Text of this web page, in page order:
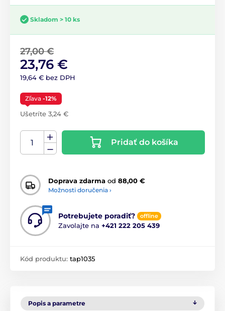
Skladom > 10 ks
27,00 €
23,76 €
19,64 € bez DPH
Zľava -12%
Ušetríte 3,24 €
Pridať do košíka
Doprava zdarma od 88,00 €
Možnosti doručenia ›
Potrebujete poradiť? offline
Zavolajte na +421 222 205 439
Kód produktu: tap1035
Popis a parametre